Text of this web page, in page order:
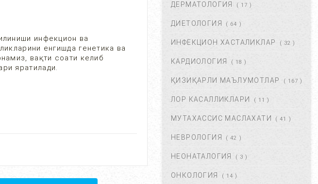
инфекцион ва
енгишда генетика ва
вақти соати келиб
яратилади.
БОШ МИЯ САРАТОНИНИ
НОЯ 24, 2017
БОШ ОҒРИШИ. УНИНГ
ФЕВ 06, 2018 59811
ХОМИЛАДОРЛИКДА БОЛА
БЕЛГИЛАРИ ВА
АВГ 17, 2017
ДЕРМАТОЛОГИЯ ( 17 )
ДИЕТОЛОГИЯ ( 64 )
ИНФЕКЦИОН ХАСТАЛИКЛАР ( 32 )
КАРДИОЛОГИЯ ( 18 )
ҚИЗИҚАРЛИ МАЪЛУМОТЛАР ( 167 )
ЛОР КАСАЛЛИКЛАРИ ( 11 )
МУТАХАССИС МАСЛАХАТИ ( 41 )
НЕВРОЛОГИЯ ( 42 )
НЕОНАТАЛОГИЯ ( 3 )
ОНКОЛОГИЯ ( 14 )